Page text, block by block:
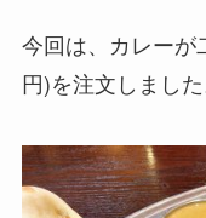
今回は、カレーが
円)を注文しました